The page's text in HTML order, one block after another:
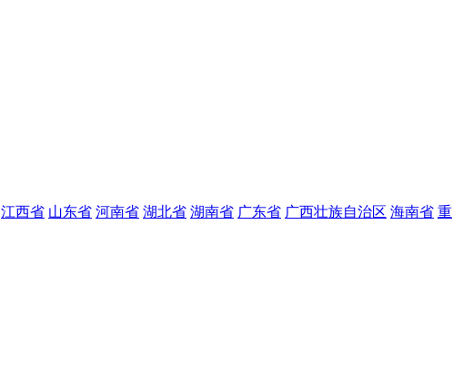
江西省 山东省 河南省 湖北省 湖南省 广东省 广西壮族自治区 海南省 重